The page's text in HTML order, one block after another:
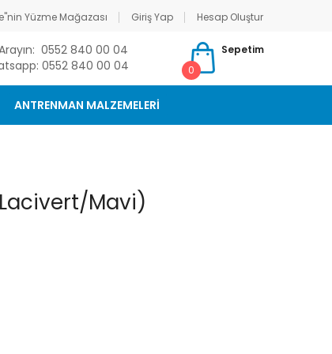
Yüzme Mağazası Giriş Yap
Hesap Oluştur
0552 840 00 04
0552 840 00 04
Sepetim
0
ANTRENMAN MALZEMELERİ
Mavi)